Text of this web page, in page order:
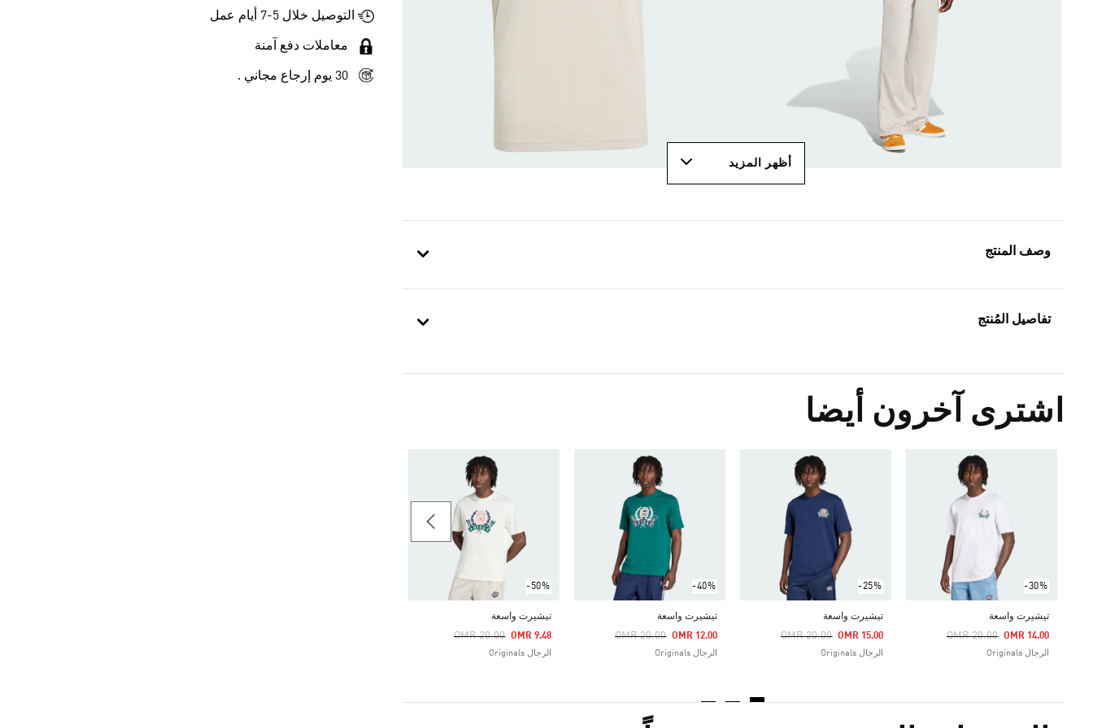
أظهر المزيد
وصف المنتج
تفاصيل المُنتج
اشترى آخرون أيضا
-30%
تيشيرت واسعة
Price Reduced From
OMR 20.00
To OMR 14.00
الرجال Originals
-25%
تيشيرت واسعة
Price Reduced From
OMR 20.00
To OMR 15.00
الرجال Originals
-40%
تيشيرت واسعة
Price Reduced From
OMR 20.00
To OMR 12.00
الرجال Originals
-50%
تيشيرت واسعة
Price Reduced From
OMR 20.00
To OMR 9.48
الرجال Originals
Price Reduced From
التوصيل خلال 5-7 أيام عمل
معاملات دفع آمنة
30 يوم إرجاع مجاني .